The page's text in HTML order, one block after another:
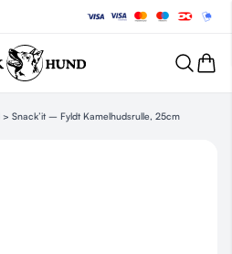
> Snack’it – Fyldt Kamelhudsrulle, 25cm